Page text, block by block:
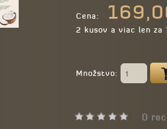
Cena:
2 kusov a viac len za
Množstvo:
0